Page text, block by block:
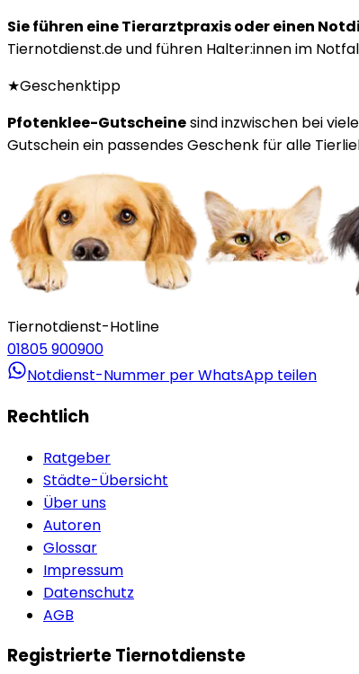
Sie führen eine Tierarztpraxis oder einen
Tiernotdienst.de und führen Halter:innen im
★Geschenktipp
Pfotenklee-Gutscheinesind inzwischen bei
Gutschein ein passendes Geschenk für alle
Tiernotdienst-Hotline
01805 900900
Notdienst-Nummer per WhatsApp teilen
Rechtlich
Ratgeber
Städte-Übersicht
Über uns
Autoren
Glossar
Impressum
Datenschutz
AGB
Registrierte Tiernotdienste